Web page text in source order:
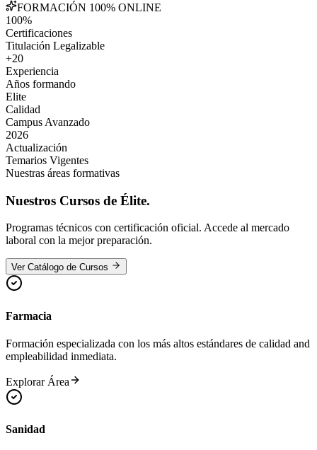
FORMACIÓN 100% ONLINE
100%
Certificaciones
Titulación Legalizable
+20
Experiencia
Años formando
Elite
Calidad
Campus Avanzado
2026
Actualización
Temarios Vigentes
Nuestras áreas formativas
Nuestros Cursos de Élite.
Programas técnicos con certificación oficial. Accede al mercado
laboral con la mejor preparación.
Ver Catálogo de Cursos
Farmacia
Formación especializada con los más altos estándares de calidad and
empleabilidad inmediata.
Explorar Área
Sanidad